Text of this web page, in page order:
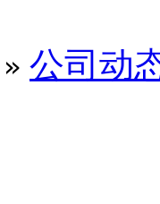
» 公司动